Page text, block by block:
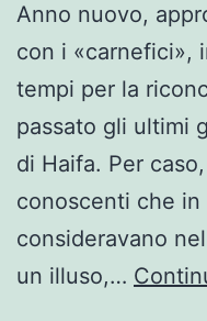
Anno nuovo,
con i «carnefici»,
tempi per la
passato gli ultimi
di Haifa. Per
conoscenti che in
consideravano
un illuso,…